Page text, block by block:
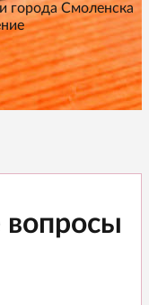
города Смоленска
вопросы